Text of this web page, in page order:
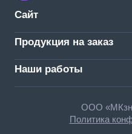
Сайт
Продукция на заказ
Наши работы
ООО
Политика